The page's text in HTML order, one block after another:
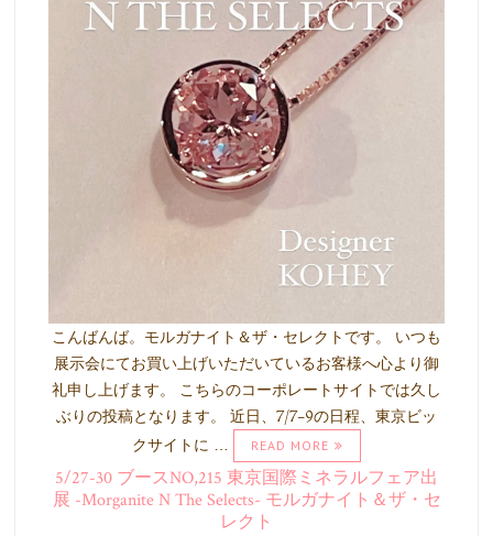
こんばんば。モルガナイト＆ザ・セレクトです。 いつも
展示会にてお買い上げいただいているお客様へ心より御
礼申し上げます。 こちらのコーポレートサイトでは久し
ぶりの投稿となります。 近日、7/7-9の日程、東京ビッ
クサイトに …
READ MORE
5/27-30 ブースNO,215 東京国際ミネラルフェア出
展 -Morganite N The Selects- モルガナイト＆ザ・セ
レクト